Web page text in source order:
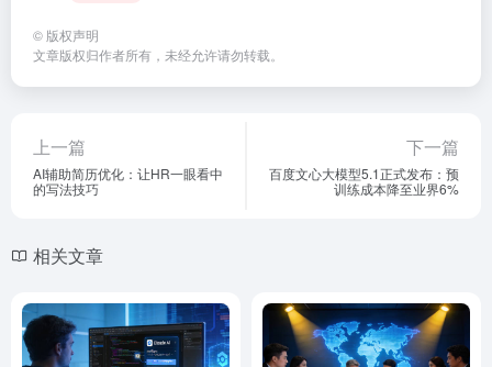
© 版权声明
文章版权归作者所有，未经允许请勿转载。
上一篇
AI辅助简历优化：让HR一眼看中
的写法技巧
下一篇
百度文心大模型5.1正式发布：预
训练成本降至业界6%
相关文章